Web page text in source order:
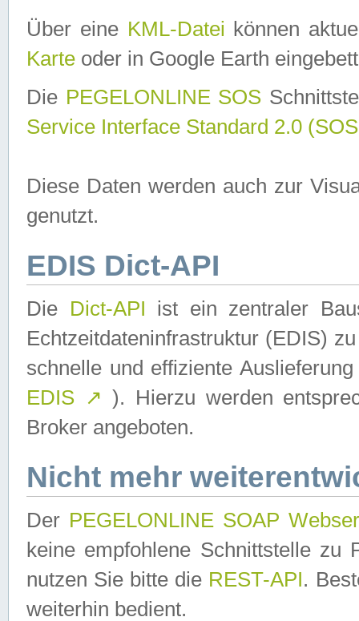
Über eine KML-Datei können
Karte oder in Google Earth
Die PEGELONLINE SOS
Service Interface Standard 2.0
Diese Daten werden auch zur
genutzt.
EDIS Dict-API
Die Dict-API ist ein zentraler
Echtzeitdateninfrastruktur (EDIS)
schnelle und effiziente
EDIS ↗ ). Hierzu werden
Broker angeboten.
Nicht mehr
Der PEGELONLINE SOAP
keine empfohlene Schnittstelle zu
nutzen Sie bitte die REST-API.
weiterhin bedient.